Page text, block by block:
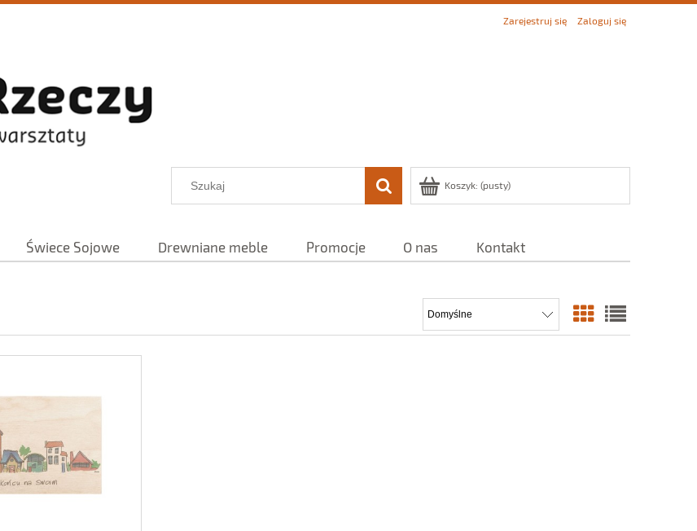
Zarejestruj się Zaloguj się
Koszyk: (pusty)
Świece Sojowe Drewniane meble Promocje O nas Kontakt